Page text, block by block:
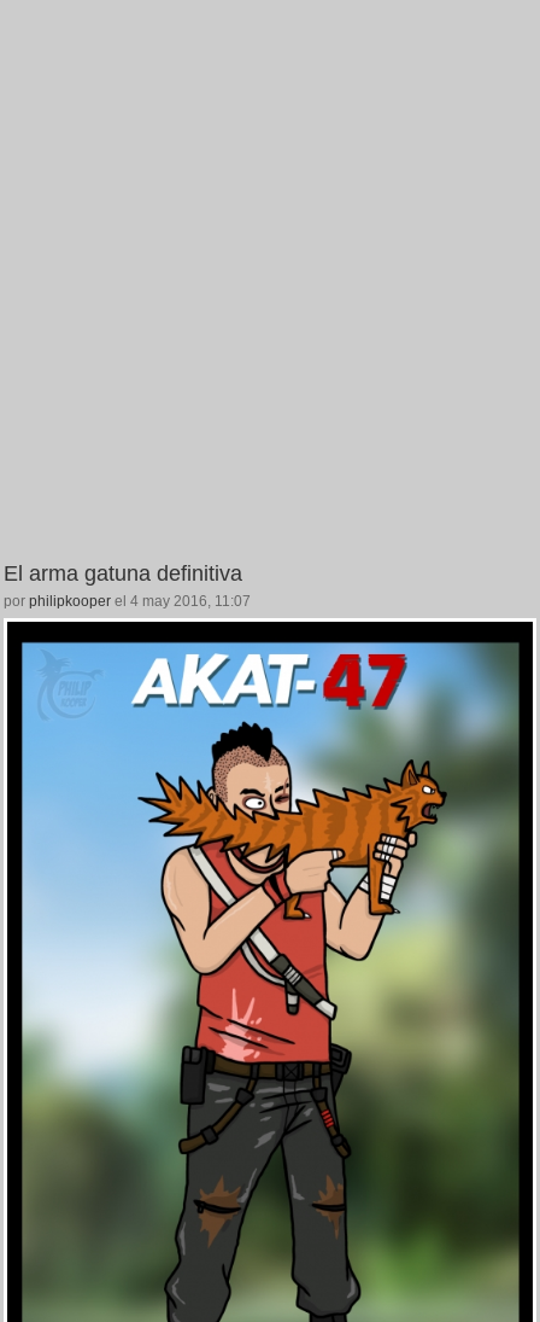
El arma gatuna definitiva
por philipkooper el 4 may 2016, 11:07